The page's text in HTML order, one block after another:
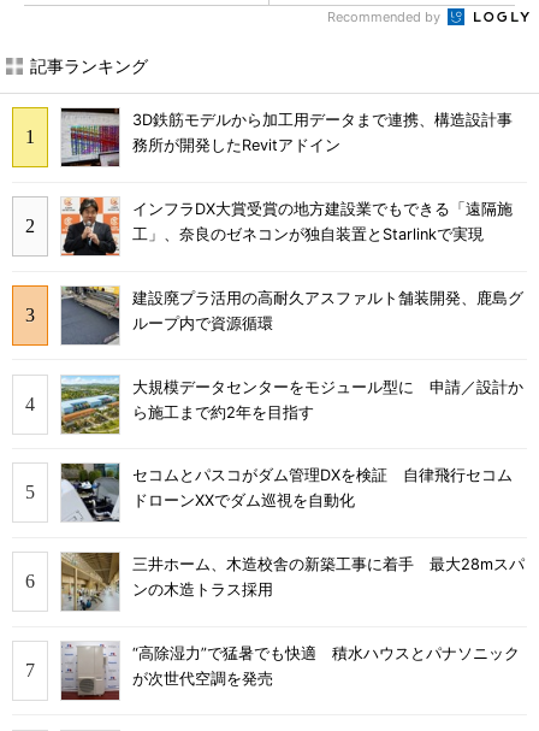
Recommended by
記事ランキング
3D鉄筋モデルから加工用データまで連携、構造設計事
務所が開発したRevitアドイン
インフラDX大賞受賞の地方建設業でもできる「遠隔施
工」、奈良のゼネコンが独自装置とStarlinkで実現
建設廃プラ活用の高耐久アスファルト舗装開発、鹿島グ
ループ内で資源循環
大規模データセンターをモジュール型に 申請／設計か
ら施工まで約2年を目指す
セコムとパスコがダム管理DXを検証 自律飛行セコム
ドローンXXでダム巡視を自動化
三井ホーム、木造校舎の新築工事に着手 最大28mスパ
ンの木造トラス採用
“高除湿力”で猛暑でも快適 積水ハウスとパナソニック
が次世代空調を発売